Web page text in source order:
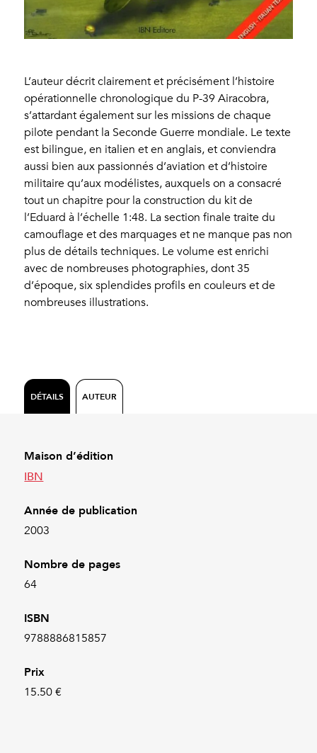
L’auteur décrit clairement et précisément l’histoire
opérationnelle chronologique du P-39 Airacobra,
s’attardant également sur les missions de chaque
pilote pendant la Seconde Guerre mondiale. Le texte
est bilingue, en italien et en anglais, et conviendra
aussi bien aux passionnés d’aviation et d’histoire
militaire qu’aux modélistes, auxquels on a consacré
tout un chapitre pour la construction du kit de
l’Eduard à l’échelle 1:48. La section finale traite du
camouflage et des marquages et ne manque pas non
plus de détails techniques. Le volume est enrichi
avec de nombreuses photographies, dont 35
d’époque, six splendides profils en couleurs et de
nombreuses illustrations.
DÉTAILS AUTEUR
Maison d’édition
IBN
Année de publication
2003
Nombre de pages
64
ISBN
9788886815857
Prix
15.50 €